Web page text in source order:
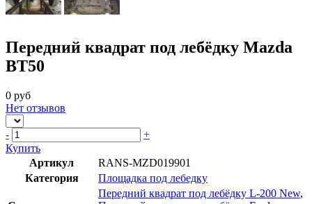
Передний квадрат под лебёдку Mazda
BT50
0 руб
Нет отзывов
-
+
Купить
Артикул
RANS-MZD019901
Категория
Площадка под лебедку
Передний квадрат под лебёдку L-200 New,